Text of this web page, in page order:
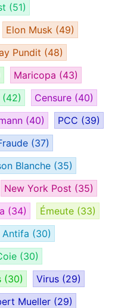
(51)
Elon Musk (49)
Pundit (48)
Maricopa (43)
(42) Censure (40)
(40) PCC (39)
(37)
Blanche (35)
New York Post (35)
(34) Émeute (33)
Antifa (30)
(30)
(30) Virus (29)
Mueller (29)